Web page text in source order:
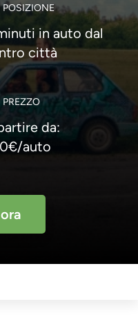
POSIZIONE
in auto dal
città
PREZZO
da:
auto